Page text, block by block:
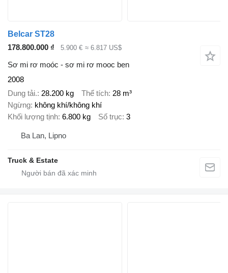
Belcar ST28
178.800.000 ₫
5.900 € ≈ 6.817 US$
Sơ mi rơ moóc - sơ mi rơ mooc ben
2008
Dung tải. 28.200 kg Thể tích 28 m³
Ngừng không khí/không khí
Khối lượng tịnh 6.800 kg Số trục 3
Ba Lan, Lipno
Truck & Estate